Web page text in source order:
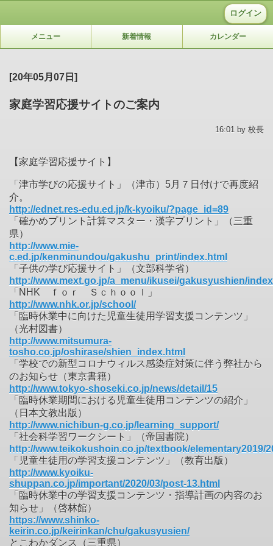
ログイン
メニュー 新着情報 カレンダー
[20年05月07日]
家庭学習応援サイトのご案内
16:01 by 校長
【家庭学習応援サイト】
「津市学びの応援サイト」（津市）5月７日付けで再度紹
介。
http://ednet.res-edu.ed.jp/k-kyoiku/?page_id=89
「確かめプリント計算マスター・漢字プリント」（三重
県）
http://www.mie-
c.ed.jp/kenminundou/gakushu_print/index.html
「子供の学び応援サイト」（文部科学省）
http://www.mext.go.jp/a_menu/ikusei/gakusyushien/
「NHK ｆｏｒ Ｓｃｈｏｏｌ」
http://www.nhk.or.jp/school/
「臨時休業中に向けた児童生徒用学習支援コンテンツ」
（光村図書）
http://www.mitsumura-
tosho.co.jp/oshirase/shien_index.html
「学校での新型コロナウィルス感染症対策に伴う弊社から
のお知らせ（東京書籍）
http://www.tokyo-shoseki.co.jp/news/detail/15
「臨時休業期間における児童生徒用コンテンツの紹介」
（日本文教出版）
http://www.nichibun-g.co.jp/learning_support/
「社会科学習ワークシート」（帝国書院）
http://www.teikokushoin.co.jp/textbook/elementary2019/
「児童生徒用の学習支援コンテンツ」（教育出版）
http://www.kyoiku-
shuppan.co.jp/important/2020/03/post-13.html
「臨時休業中の学習支援コンテンツ・指導計画の内容のお
知らせ」（啓林館）
https://www.shinko-
keirin.co.jp/keirinkan/chu/gakusyusien/
とこわかダンス（三重県）